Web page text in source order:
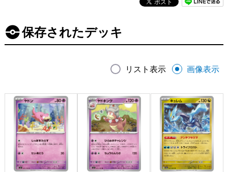
保存されたデッキ
リスト表示 画像表示